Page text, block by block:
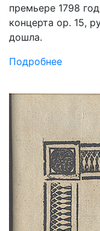
премьере 1798
концерта ор. 15,
дошла.
Подробнее